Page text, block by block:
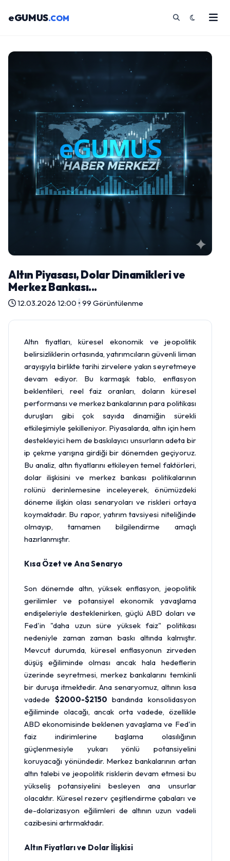
eGUMUS.COM
Altın Piyasası, Dolar Dinamikleri ve
Merkez Bankası...
12.03.2026 12:00 •99 Görüntülenme
Altın fiyatları, küresel ekonomik ve jeopolitik
belirsizliklerin ortasında, yatırımcıların güvenli liman
arayışıyla birlikte tarihi zirvelere yakın seyretmeye
devam ediyor. Bu karmaşık tablo, enflasyon
beklentileri, reel faiz oranları, doların küresel
performansı ve merkez bankalarının para politikası
duruşları gibi çok sayıda dinamiğin sürekli
etkileşimiyle şekilleniyor. Piyasalarda, altın için hem
destekleyici hem de baskılayıcı unsurların adeta bir
ip çekme yarışına girdiği bir dönemden geçiyoruz.
Bu analiz, altın fiyatlarını etkileyen temel faktörleri,
dolar ilişkisini vemerkez bankası politikalarının
rolünü derinlemesine inceleyerek, önümüzdeki
döneme ilişkin olası senaryoları ve riskleri ortaya
koymaktadır. Bu rapor, yatırım tavsiyesi niteliğinde
olmayıp, tamamen bilgilendirme amaçlı
hazırlanmıştır.
Kısa Özet ve Ana Senaryo
Son dönemde altın, yüksek enflasyon, jeopolitik
gerilimler ve potansiyel ekonomik yavaşlama
endişeleriyle desteklenirken, güçlü ABD doları ve
Fed'in "daha uzun süre yüksek faiz" politikası
nedeniyle zaman zaman baskı altında kalmıştır.
Mevcut durumda, küresel enflasyonun zirveden
düşüş eğiliminde olması ancak hala hedeflerin
üzerinde seyretmesi, merkez bankalarını temkinli
bir duruşa itmektedir. Ana senaryomuz, altının kısa
vadede $2000-$2150 bandında konsolidasyon
eğiliminde olacağı, ancak orta vadede, özellikle
ABD ekonomisinde beklenen yavaşlama ve Fed'in
faiz indirimlerine başlama olasılığının
güçlenmesiyle yukarı yönlü potansiyelini
koruyacağı yönündedir. Merkez bankalarının artan
altın talebi ve jeopolitik risklerin devam etmesi bu
yükseliş potansiyelini besleyen ana unsurlar
olacaktır. Küresel rezerv çeşitlendirme çabaları ve
de-dolarizasyon eğilimleri de altının uzun vadeli
cazibesini artırmaktadır.
Altın Fiyatları ve Dolar İlişkisi